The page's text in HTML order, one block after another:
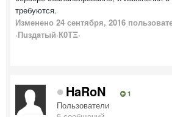
требуются.
Изменено 24 сентября, 2016
·Пuздaтый·К0ТΞ·
HaRoN 1
Пользователи